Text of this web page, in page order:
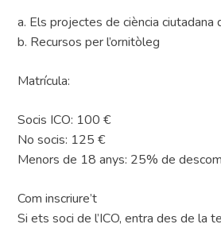
a. Els projectes de ciència ciutadana
b. Recursos per l’ornitòleg
Matrícula:
Socis ICO: 100 €
No socis: 125 €
Menors de 18 anys: 25% de
Com inscriure’t
Si ets soci de l’ICO, entra des de la